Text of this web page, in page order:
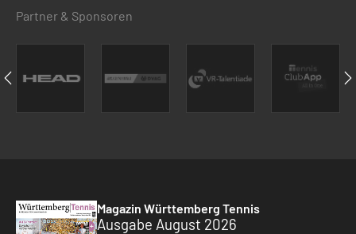
Partner & Sponsoren
Magazin Württemberg Tennis
Ausgabe August 2026